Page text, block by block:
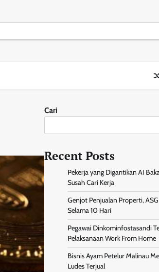
Cari
Recent Posts
Pekerja yang Digantikan AI
Susah Cari Kerja
Genjot Penjualan Properti,
Selama 10 Hari
Pegawai Dinkominfostasandi
Pelaksanaan Work From Home
Bisnis Ayam Petelur Malinau
Ludes Terjual